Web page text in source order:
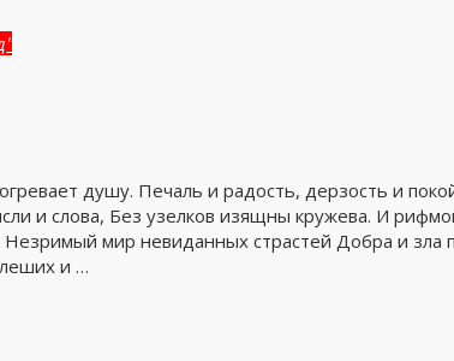
душу. Печаль и радость, дерзость и
и слова, Без узелков изящны кружева. И
мир невиданных страстей Добра и зла
и …